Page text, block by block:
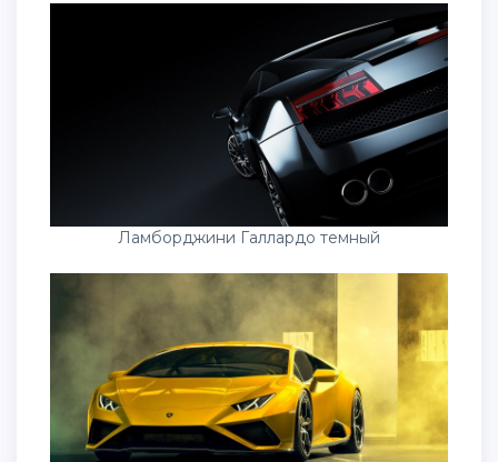
Ламборджини Галлардо темный